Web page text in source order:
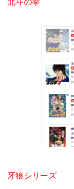
牙狼シリーズ